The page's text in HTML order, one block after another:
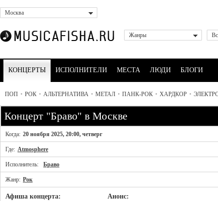
Москва
Жанры
КОНЦЕРТЫ ИСПОЛНИТЕЛИ МЕСТА ЛЮДИ БЛОГИ
ПОП • РОК • АЛЬТЕРНАТИВА • МЕТАЛ • ПАНК-РОК • ХАРДКОР •
Концерт "Браво" в Москве
Когда: 20 ноября 2025, 20:00, четверг
Где: Atmosphere
Исполнитель: Браво
Жанр: Рок
Афиша концерта: Анонс: